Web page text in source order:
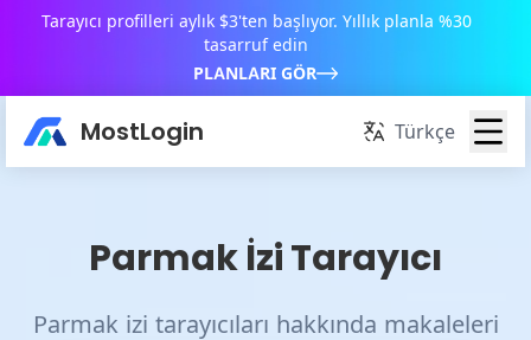
Tarayıcı profilleri aylık $3'ten başlıyor. Yıllık planla %30
tasarruf edin
PLANLARI GÖR
MostLogin Türkçe
Parmak İzi Tarayıcı
Parmak izi tarayıcıları hakkında makaleleri